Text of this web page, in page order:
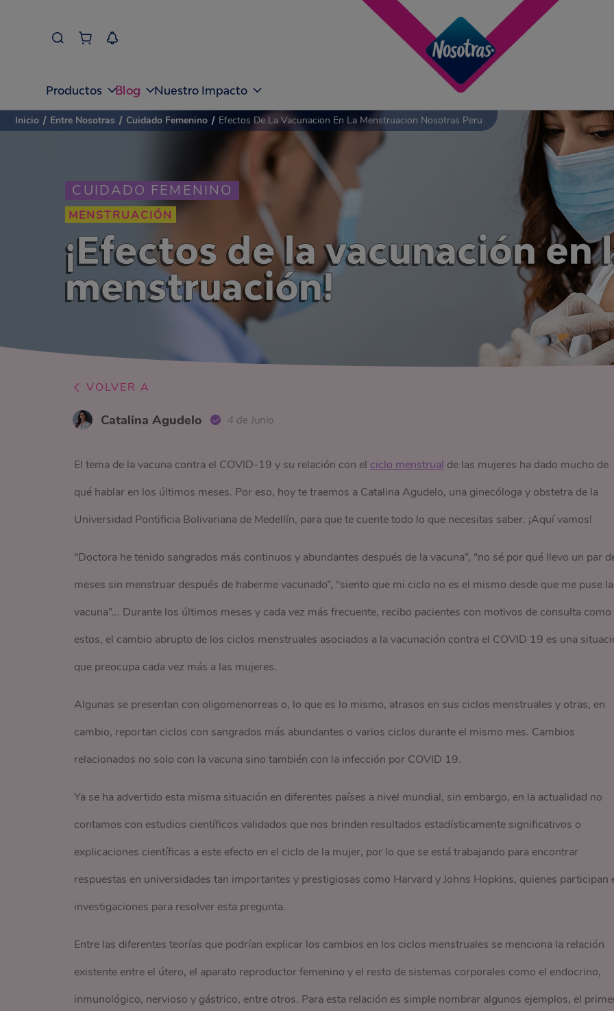
Productos Blog Nuestro Impacto
CUIDADO FEMENINO
MENSTRUACIÓN
¡Efectos de la vacunación en
menstruación!
Inicio / Entre Nosotras / Cuidado Femenino / Efectos De La Vacunacion En La Menstruacion Nosotras Peru
VOLVER A
Catalina Agudelo 4 de Junio
El tema de la vacuna contra el COVID-19 y su relación con el ciclo menstrual de las mujeres ha dado mucho de
qué hablar en los últimos meses. Por eso, hoy te traemos a Catalina Agudelo, una ginecóloga y obstetra de la
Universidad Pontificia Bolivariana de Medellín, para que te cuente todo lo que necesitas saber. ¡Aquí vamos!
“Doctora he tenido sangrados más continuos y abundantes después de la vacuna”, “no sé por qué llevo un par
meses sin menstruar después de haberme vacunado”, “siento que mi ciclo no es el mismo desde que me puse la
vacuna”... Durante los últimos meses y cada vez más frecuente, recibo pacientes con motivos de consulta como
estos, el cambio abrupto de los ciclos menstruales asociados a la vacunación contra el COVID 19 es una
que preocupa cada vez más a las mujeres.
Algunas se presentan con oligomenorreas o, lo que es lo mismo, atrasos en sus ciclos menstruales y otras, en
cambio, reportan ciclos con sangrados más abundantes o varios ciclos durante el mismo mes. Cambios
relacionados no solo con la vacuna sino también con la infección por COVID 19.
Ya se ha advertido esta misma situación en diferentes países a nivel mundial, sin embargo, en la actualidad no
contamos con estudios científicos validados que nos brinden resultados estadísticamente significativos o
explicaciones científicas a este efecto en el ciclo de la mujer, por lo que se está trabajando para encontrar
respuestas en universidades tan importantes y prestigiosas como Harvard y Johns Hopkins, quienes participan
investigaciones para resolver esta pregunta.
Entre las diferentes teorías que podrían explicar los cambios en los ciclos menstruales se menciona la relación
existente entre el útero, el aparato reproductor femenino y el resto de sistemas corporales como el endocrino,
inmunológico, nervioso y gástrico, entre otros. Para esta relación es simple nombrar algunos ejemplos, el